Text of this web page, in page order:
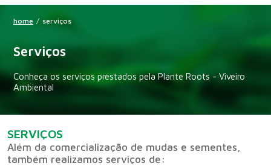
home / serviços
Serviços
Conheça os serviços prestados pela Plante Roots - Viveiro
Ambiental
SERVIÇOS
Além da comercialização de mudas e sementes,
também realizamos serviços de: